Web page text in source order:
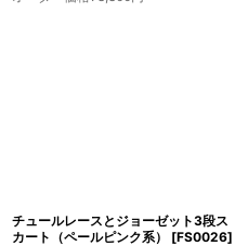
チュールレースとジョーゼット3段ス
カート（ペールピンク系）
[FS0026]